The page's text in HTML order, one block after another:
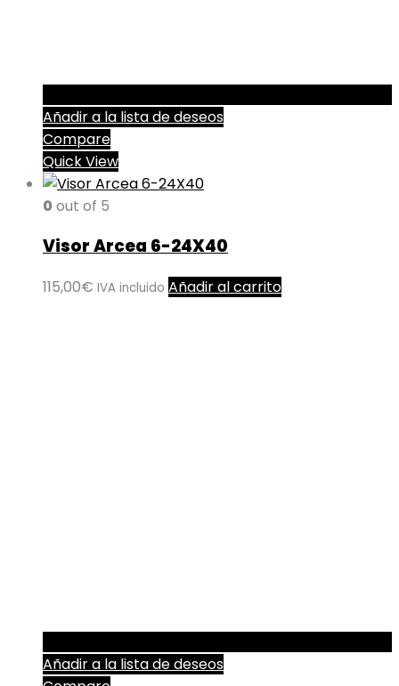
Añadir a la lista de deseos
Compare
Quick View
0 out of 5
Visor Arcea 6-24X40
115,00€ IVA incluido Añadir al carrito
Añadir a la lista de deseos